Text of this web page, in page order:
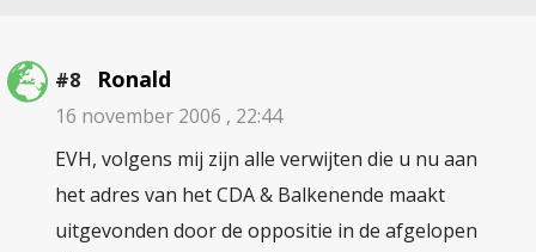
#8 Ronald
16 november 2006 , 22:44
EVH, volgens mij zijn alle verwijten die u nu aan
het adres van het CDA & Balkenende maakt
uitgevonden door de oppositie in de afgelopen